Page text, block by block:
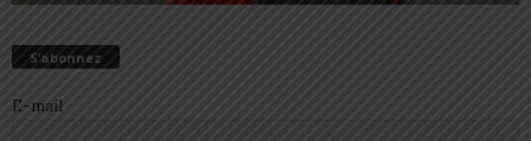
S’abonnez
E-mail